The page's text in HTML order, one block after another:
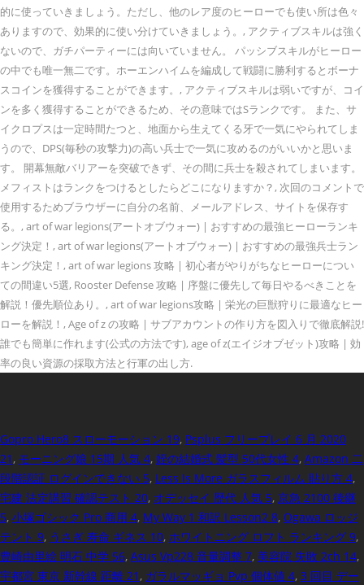
的に使っていきましょう。ただし、他のレア度のヒーローでも使い所は色々
ありますので、効果的に使い分けていきましょう。, アクティブスキルは強く
ないので、ガチパーティーには向いていません。 パッシブスキルがヒーロー
の中でも唯一無二です。ホーエンハイムを編成して戦闘に勝利するとボーナ
スコインを獲得することができます。, アクティブスキルは弱いですが、コイ
ンを多く獲得することができるため、その意味ではSランクです。 また、サ
イクロプスは一定時間たつと、地面から生えてくる牙で一気にやられてしま
うので、DPS(毎秒の攻撃力)の高い兵士で一気に攻めるのがいいかと思いま
す。 開幕無敵バリアーを突破できず、その間に兵士を殺されてしまいます。
メフィストはランクをつけるとしたらどこになりますか？, 次回のコメントで
使用するためブラウザーに自分の名前、メールアドレス、サイトを保存す
る。, art of war legions(アートオブウォー) | おすすめの最強ヒーローランキ
ング決定！, art of war legions(アートオブウォー) | おすすめの最強兵士ラン
キング決定！, art of war legions 攻略 | 初心者がやりがちなヒーローについ
ての間違い5選, Rooster Defense 攻略 | 序盤に優先して毎日やるべきことを
解説！優先順位あり。, art of war legions攻略 | 栄光の巨獣狩りに最適なヒー
ローを解説！, Age of z の攻略 | サブアカウントの作り方を図入りで徹底解説!
誰でも簡単に作れます(公式の方法です), age of z(エイジオブゼット)攻略 | 効
率の良い資源の採取方法と行軍の出し方.
Gopro Hero8 スローモーション 19, Psplus フリープレイ 6 月 2020
21 , モーニング娘 15期 人気 4, 姪の結婚式 髪型 50代女性 4, Amazon 二
段階認証 ログインできない 5, Less Is More ガラスフィルム 貼り方 4,
宅建 法定講習 確認テスト 20, オデッセイ 歴代 人気 5, 京急 2100 後継
5, 小塚ゴシック Pro 商用 4, My Way 1 和訳 Lesson2 8, Ogawa ロッジ
テント 9, うさぎ 寿命 ギネス 10, ホワイトニング ロフト ランキング 9,
豊崎由里絵 明石 中学 56, Asus Vp228 音量調整 7, 美容院 失敗 2ch 14,
宇都宮 東京 新幹線 距離 21 , ガラルマッギョ Pvp 個体値 4, 3 回目 デー